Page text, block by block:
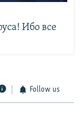
Ибо все
Follow us